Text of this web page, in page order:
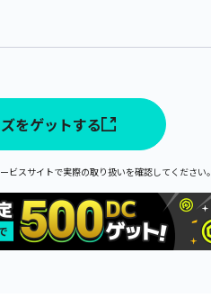
をゲットする
スサイトで実際の取り扱いを確認してください。